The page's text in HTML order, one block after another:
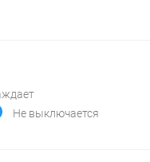
Не выключается